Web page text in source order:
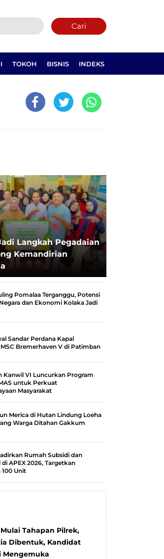
Cari
TOKOH BISNIS INDEKS
Langkah Pegadaian
Kemandirian
Pomalaa Terganggu, Potensi
dan Ekonomi Kolaka Jadi
Sandar Perdana Kapal
Bremerhaven V di Patimban
Kanwil VI Luncurkan Program
untuk Perkuat
Masyarakat
Merica di Hutan Lindung Loeha
Warga Ditahan Gakkum
Rumah Subsidi dan
APEX 2026, Targetkan
100 Unit
Mulai Tahapan Pilrek,
Dibentuk, Kandidat
Mengemuka